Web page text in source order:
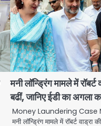
मनी लॉन्ड्रिंग मामले में
बढीं, जानिए ईडी का अगला
Money Laundering Case
मनी लॉन्ड्रिंग मामले में रॉबर्ट वाड्रा